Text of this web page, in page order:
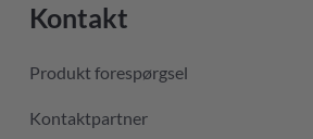
Kontakt
Produkt forespørgsel
Kontaktpartner